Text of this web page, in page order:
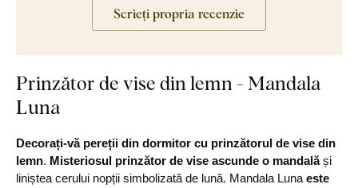
Scrieți propria recenzie
Prinzător de vise din lemn - Mandala
Luna
Decorați-vă pereții din dormitor cu prinzătorul de vise din
lemn. Misteriosul prinzător de vise ascunde o mandalăși
liniștea cerului nopții simbolizată de lună. Mandala Luna este